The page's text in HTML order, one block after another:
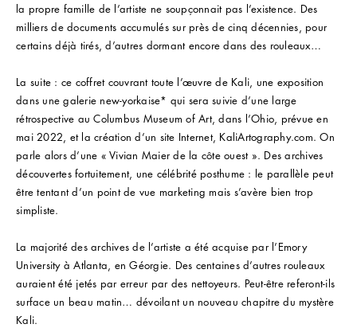
la propre famille de l’artiste ne soupçonnait pas l’existence. Des
milliers de documents accumulés sur près de cinq décennies, pour
certains déjà tirés, d’autres dormant encore dans des rouleaux…
La suite : ce coffret couvrant toute l’œuvre de Kali, une exposition
dans une galerie new-yorkaise* qui sera suivie d’une large
rétrospective au Columbus Museum of Art, dans l’Ohio, prévue en
mai 2022, et la création d’un site Internet, KaliArtography.com. On
parle alors d’une « Vivian Maier de la côte ouest ». Des archives
découvertes fortuitement, une célébrité posthume : le parallèle peut
être tentant d’un point de vue marketing mais s’avère bien trop
simpliste.
La majorité des archives de l’artiste a été acquise par l’Emory
University à Atlanta, en Géorgie. Des centaines d’autres rouleaux
auraient été jetés par erreur par des nettoyeurs. Peut-être referont-ils
surface un beau matin… dévoilant un nouveau chapitre du mystère
Kali.